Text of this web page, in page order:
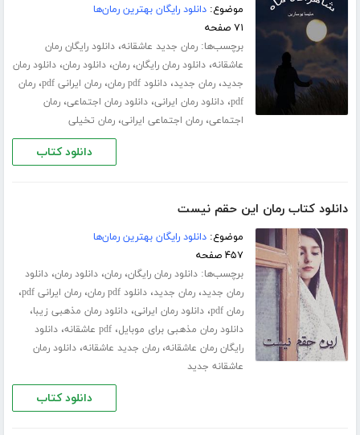
موضوع:دانلود رایگان بهترین رمان‌ها
۷۱ صفحه
برچسب‌ها:رمان جدید عاشقانه،دانلود رایگان رمان
عاشقانه،دانلود رمان رایگان،رمان،دانلود رمان،دانلود رمان
جدید،رمان جدید،دانلود pdf رمان ،رمان ایرانی pdf ،رمان
pdf،دانلود رمان ایرانی،دانلود رمان اجتماعی،رمان
اجتماعی،رمان اجتماعی ایرانی،رمان تخیلی
دانلود کتاب
دانلود کتاب رمان این حقم نیست
موضوع:دانلود رایگان بهترین رمان‌ها
۴۵۷ صفحه
برچسب‌ها:دانلود رمان رایگان،رمان،دانلود رمان،دانلود
رمان جدید،رمان جدید،دانلود pdf رمان ،رمان ایرانی pdf ،
رمان pdf ،دانلود رمان ایرانی،دانلود رمان مذهبی زیبا،
دانلود رمان مذهبی برای موبایل،pdf عاشقانه ،دانلود
رایگان رمان عاشقانه،رمان جدید عاشقانه،دانلود رمان
عاشقانه جدید
دانلود کتاب